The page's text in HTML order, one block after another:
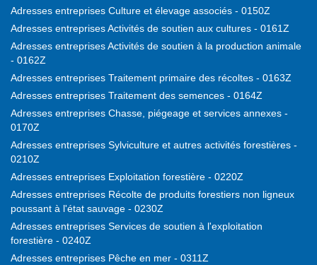
Adresses entreprises Culture et élevage associés - 0150Z
Adresses entreprises Activités de soutien aux cultures - 0161Z
Adresses entreprises Activités de soutien à la production animale
- 0162Z
Adresses entreprises Traitement primaire des récoltes - 0163Z
Adresses entreprises Traitement des semences - 0164Z
Adresses entreprises Chasse, piégeage et services annexes -
0170Z
Adresses entreprises Sylviculture et autres activités forestières -
0210Z
Adresses entreprises Exploitation forestière - 0220Z
Adresses entreprises Récolte de produits forestiers non ligneux
poussant à l'état sauvage - 0230Z
Adresses entreprises Services de soutien à l'exploitation
forestière - 0240Z
Adresses entreprises Pêche en mer - 0311Z